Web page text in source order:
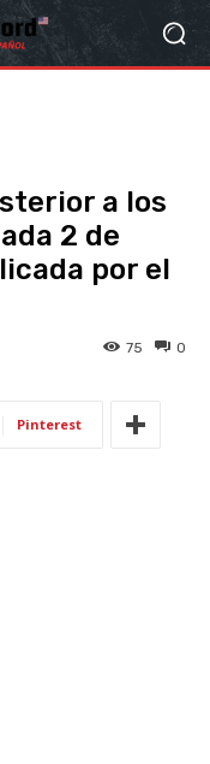
a los
2 de
por el
0
75
Pinterest